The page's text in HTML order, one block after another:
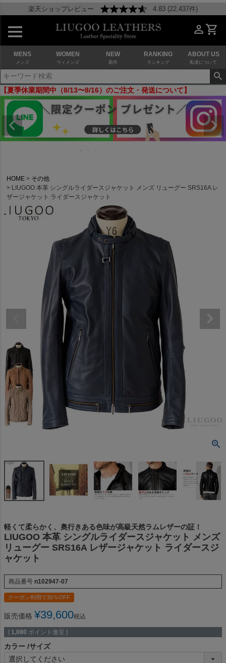
楽天ショップレビュー 4.83 (22,437件)
MENS
メンズ
WOMEN
ウィメンズ
NEW
新作
RANKING
ランキング
ABOUT US
私達について
【夏季休業期間中（8/13〜8/16）のご注文・発送について】
HOME
その他
LIUGOO 本革 シングルライダースジャケット メンズ リューグー SRS16A レ
ザージャケット ライダースジャケット
軽くて柔らかく、奥行きある色味が高級天然ラムレザーの証！
LIUGOO 本革 シングルライダースジャケット メンズ
リューグー SRS16A レザージャケット ライダースジ
ャケット
商品番号 n102947-07
クーポン利用で30％OFF
販売価格 ¥39,600税込
[ 1,080 ポイント進呈 ]
カラー サイズ